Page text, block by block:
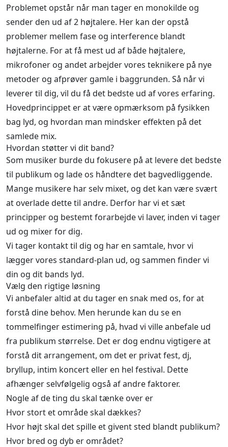
Problemet opstår når man tager en monokilde og
sender den ud af 2 højtalere. Her kan der opstå
problemer mellem fase og interference blandt
højtalerne. For at få mest ud af både højtalere,
mikrofoner og andet arbejder vores teknikere på nye
metoder og afprøver gamle i baggrunden. Så når vi
leverer til dig, vil du få det bedste ud af vores erfaring.
Hovedprincippet er at være opmærksom på fysikken
bag lyd, og hvordan man mindsker effekten på det
samlede mix.
Hvordan støtter vi dit band?
Som musiker burde du fokusere på at levere det bedste
til publikum og lade os håndtere det bagvedliggende.
Mange musikere har selv mixet, og det kan være svært
at overlade dette til andre. Derfor har vi et sæt
principper og bestemt forarbejde vi laver, inden vi tager
ud og mixer for dig.
Vi tager kontakt til dig og har en samtale, hvor vi
lægger vores standard-plan ud, og sammen finder vi
din og dit bands lyd.
Vælg den rigtige løsning
Vi anbefaler altid at du tager en snak med os, for at
forstå dine behov. Men herunde kan du se en
tommelfinger estimering på, hvad vi ville anbefale ud
fra publikum størrelse. Det er dog endnu vigtigere at
forstå dit arrangement, om det er privat fest, dj,
bryllup, intim koncert eller en hel festival. Dette
afhænger selvfølgelig også af andre faktorer.
Nogle af de ting du skal tænke over er
Hvor stort et område skal dækkes?
Hvor højt skal det spille et givent sted blandt publikum?
Hvor bred og dyb er området?